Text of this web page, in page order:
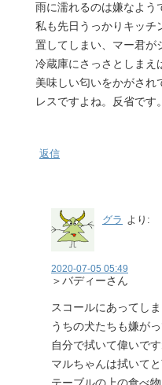
雨に濡れるのは嫌なよう
私も先日うっかりキッチ
置してしまい、マー君が
冷蔵庫にさっさとしまえ
美味しい匂いをかがさ
レスですよね。反省です。
返信
グラ より:
2020-07-05 05:49
＞バディーさん
スコールにあってしま
うちの犬たちも嫌がっ
自分で拭いて偉いです
マルちゃんは拭いてと